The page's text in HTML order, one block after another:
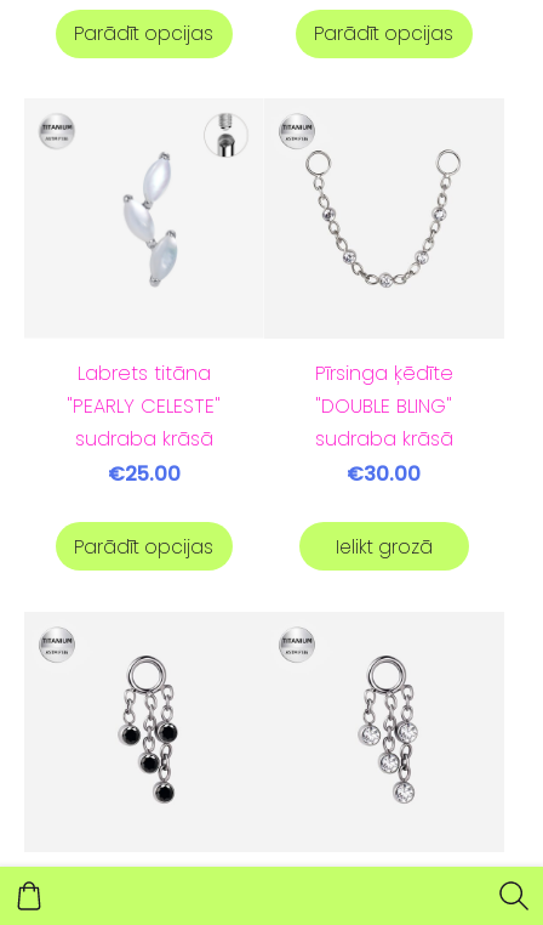
Parādīt opcijas Parādīt opcijas
Labrets titāna
"PEARLY CELESTE"
sudraba krāsā
€25.00
Parādīt opcijas
Pīrsinga ķēdīte
"DOUBLE BLING"
sudraba krāsā
€30.00
Ielikt grozā